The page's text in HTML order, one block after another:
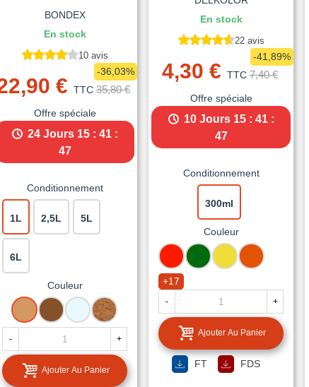
BONDEX
En stock
10 avis
€ TTC 35,80 €
-36,03%
Offre spéciale
24 Jours 15 : 41 :
45
Conditionnement
1L 2,5L 5L
6L
Couleur
CHENE
CLAIR
CHENE
MOYEN
INCOLORE
TECK
- +
Ajouter Au Panier
En stock
22 avis
4,30 € TTC 7,40 €
-41,89%
Offre spéciale
10 Jours 15 : 41 :
45
Conditionnement
300ml
Couleur
ROUGE
FEU
VERT
MOUSSE
RAL
1016
RAL
2004
+17
- +
Ajouter Au Panier
FT FDS